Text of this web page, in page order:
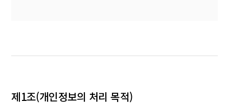
제1조(개인정보의 처리 목적)